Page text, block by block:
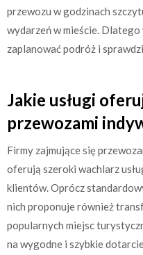
przewozu w godzinach
wydarzeń w mieście.
zaplanować podróż i
Jakie usługi
przewozami
Firmy zajmujące się
oferują szeroki wachlarz
klientów. Oprócz
nich proponuje również
popularnych miejsc
na wygodne i szybkie